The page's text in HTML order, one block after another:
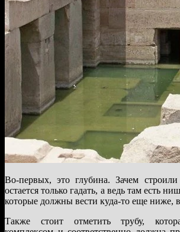
Во-первых, это глубина. Зачем
остается только гадать, а ведь там есть
которые должны вести куда-то еще ниже,
Также стоит отметить трубу,